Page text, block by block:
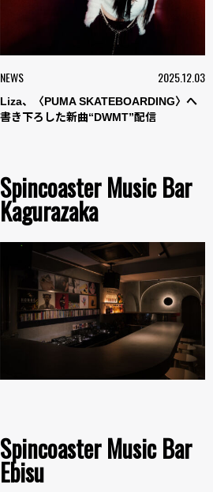
NEWS 2025.12.03
Liza、〈PUMA SKATEBOARDING〉へ
書き下ろした新曲“DWMT”配信
Spincoaster Music Bar
Kagurazaka
Spincoaster Music Bar
Ebisu